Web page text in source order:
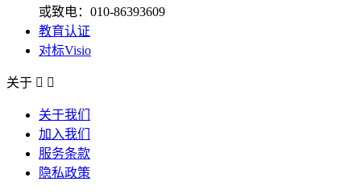
或致电：010-86393609
教育认证
对标Visio
关于  
关于我们
加入我们
服务条款
隐私政策